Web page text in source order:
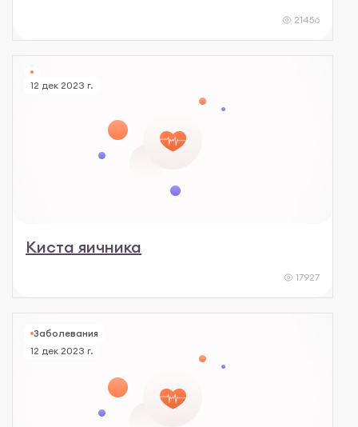
21456
12 дек 2023 г.
Киста яичника
17927
Заболевания
12 дек 2023 г.